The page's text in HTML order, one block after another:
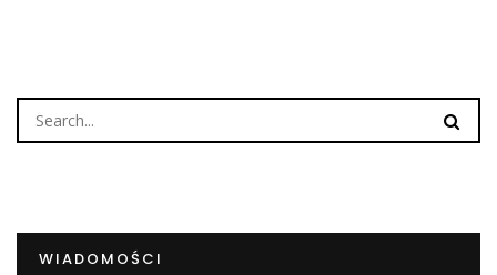
WIADOMOŚCI